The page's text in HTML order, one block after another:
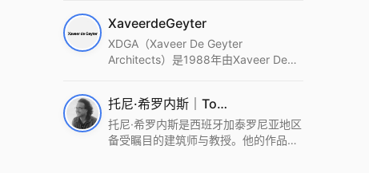
统这种新的思维范式为基础，以上海性
和生活性为介入设计的原点，以建筑为
工具，从而推动建筑学和社会学进步。
2022 DFA中获Merit,2021 Architizer
A+ Firm Awards中获Special
Mention：Best Young Firm，2020 IF
XaveerdeGeyter
XDGA（Xaveer De Geyter
Architects）是1988年由Xaveer De
进的设计方法、多元的专业团队和国际
化的作品著称，曾获密斯·凡·德罗奖、
Bigmat奖等多项重要奖项。XDGA主张
托尼·希罗内斯｜Toni Gironès
托尼·希罗内斯是西班牙加泰罗尼亚地区
备受瞩目的建筑师与教授。他的作品深